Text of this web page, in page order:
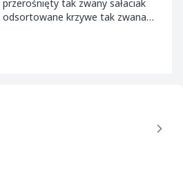
tak zwany sałaciak
odsortowane krzywe tak zwana